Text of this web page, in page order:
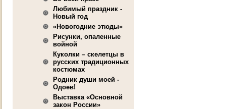
Любимый праздник -
Новый год
«Новогодние этюды»
Рисунки, опаленные
войной
Куколки – скелетцы в
русских традиционных
костюмах
Родник души моей -
Одоев!
Выставка «Основной
закон России»